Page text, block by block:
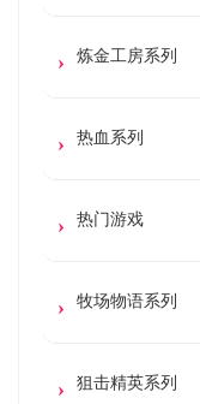
炼金工房系列
热血系列
热门游戏
牧场物语系列
狙击精英系列